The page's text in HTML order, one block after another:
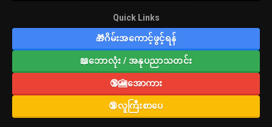
Quick Links
🎁ဂိမ်းအကောင့်ဖွင့်ရန်
📖ဘောလုံး / အနုပညာသတင်း
🔞🎦အောကား
🔞လူကြီးစာပေ